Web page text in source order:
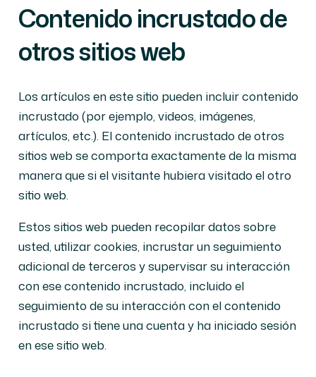
Contenido incrustado de
otros sitios web
Los artículos en este sitio pueden incluir contenido
incrustado (por ejemplo, videos, imágenes,
artículos, etc.). El contenido incrustado de otros
sitios web se comporta exactamente de la misma
manera que si el visitante hubiera visitado el otro
sitio web.
Estos sitios web pueden recopilar datos sobre
usted, utilizar cookies, incrustar un seguimiento
adicional de terceros y supervisar su interacción
con ese contenido incrustado, incluido el
seguimiento de su interacción con el contenido
incrustado si tiene una cuenta y ha iniciado sesión
en ese sitio web.